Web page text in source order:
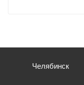
Челябинск